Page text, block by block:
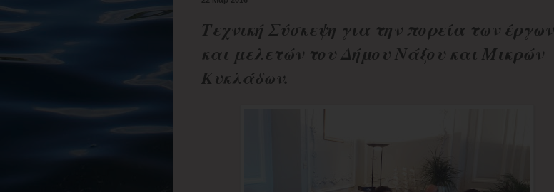
Τεχνική Σύσκεψη για την πορεία των έργων
και μελετών του Δήμου Νάξου και Μικρών
Κυκλάδων.